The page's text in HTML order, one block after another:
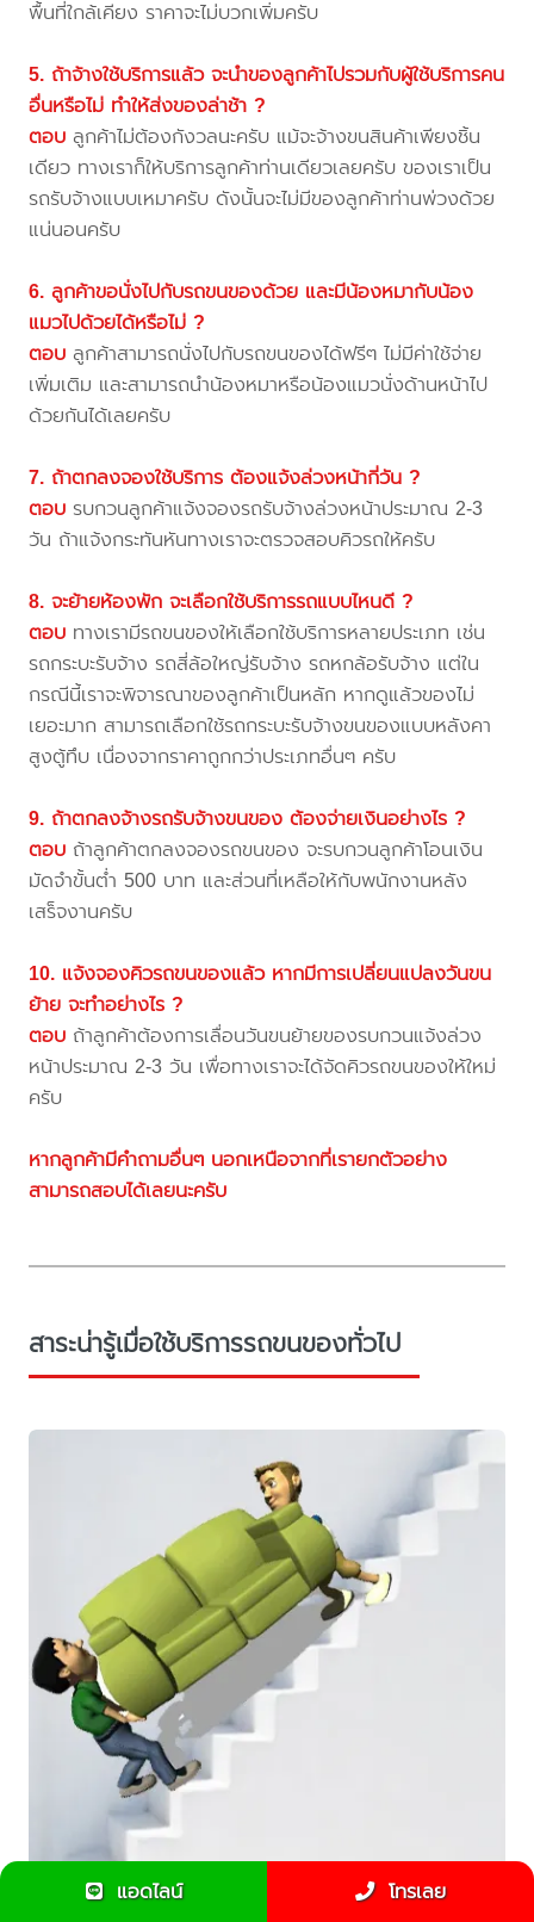
พื้นที่ใกล้เคียง ราคาจะไม่บวกเพิ่มครับ
5. ถ้าจ้างใช้บริการแล้ว จะนำของลูกค้าไปรวมกับผู้ใช้บริการคน
อื่นหรือไม่ ทำให้ส่งของล่าช้า ?
ตอบ ลูกค้าไม่ต้องกังวลนะครับ แม้จะจ้างขนสินค้าเพียงชิ้น
เดียว ทางเราก็ให้บริการลูกค้าท่านเดียวเลยครับ ของเราเป็น
รถรับจ้างแบบเหมาครับ ดังนั้นจะไม่มีของลูกค้าท่านพ่วงด้วย
แน่นอนครับ
6. ลูกค้าขอนั่งไปกับรถขนของด้วย และมีน้องหมากับน้อง
แมวไปด้วยได้หรือไม่ ?
ตอบ ลูกค้าสามารถนั่งไปกับรถขนของได้ฟรีๆ ไม่มีค่าใช้จ่าย
เพิ่มเติม และสามารถนำน้องหมาหรือน้องแมวนั่งด้านหน้าไป
ด้วยกันได้เลยครับ
7. ถ้าตกลงจองใช้บริการ ต้องแจ้งล่วงหน้ากี่วัน ?
ตอบ รบกวนลูกค้าแจ้งจองรถรับจ้างล่วงหน้าประมาณ 2-3
วัน ถ้าแจ้งกระทันหันทางเราจะตรวจสอบคิวรถให้ครับ
8. จะย้ายห้องพัก จะเลือกใช้บริการรถแบบไหนดี ?
ตอบ ทางเรามีรถขนของให้เลือกใช้บริการหลายประเภท เช่น
รถกระบะรับจ้าง รถสี่ล้อใหญ่รับจ้าง รถหกล้อรับจ้าง แต่ใน
กรณีนี้เราจะพิจารณาของลูกค้าเป็นหลัก หากดูแล้วของไม่
เยอะมาก สามารถเลือกใช้รถกระบะรับจ้างขนของแบบหลังคา
สูงตู้ทึบ เนื่องจากราคาถูกกว่าประเภทอื่นๆ ครับ
9. ถ้าตกลงจ้างรถรับจ้างขนของ ต้องจ่ายเงินอย่างไร ?
ตอบ ถ้าลูกค้าตกลงจองรถขนของ จะรบกวนลูกค้าโอนเงิน
มัดจำขั้นต่ำ 500 บาท และส่วนที่เหลือให้กับพนักงานหลัง
เสร็จงานครับ
10. แจ้งจองคิวรถขนของแล้ว หากมีการเปลี่ยนแปลงวันขน
ย้าย จะทำอย่างไร ?
ตอบ ถ้าลูกค้าต้องการเลื่อนวันขนย้ายของรบกวนแจ้งล่วง
หน้าประมาณ 2-3 วัน เพื่อทางเราจะได้จัดคิวรถขนของให้ใหม่
ครับ
หากลูกค้ามีคำถามอื่นๆ นอกเหนือจากที่เรายกตัวอย่าง
สามารถสอบได้เลยนะครับ
สาระน่ารู้เมื่อใช้บริการรถขนของทั่วไป
แอดไลน์ โทรเลย